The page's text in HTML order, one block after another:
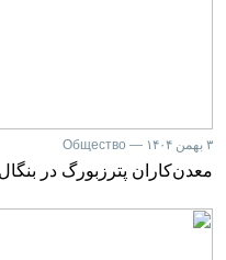
۳ بهمن ۱۴۰۴ — Общество
معدن‌کاران پترزبورگ در